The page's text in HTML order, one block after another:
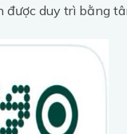
được duy trì bằng